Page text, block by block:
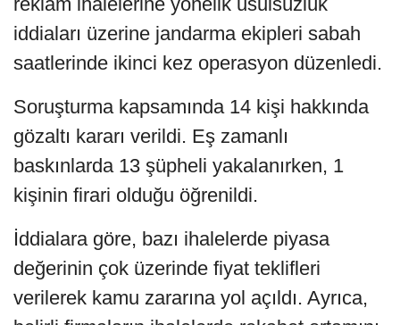
iddiaları üzerine jandarma ekipleri sabah
saatlerinde ikinci kez operasyon düzenledi.
Soruşturma kapsamında 14 kişi hakkında
gözaltı kararı verildi. Eş zamanlı
baskınlarda 13 şüpheli yakalanırken, 1
kişinin firari olduğu öğrenildi.
İddialara göre, bazı ihalelerde piyasa
değerinin çok üzerinde fiyat teklifleri
verilerek kamu zararına yol açıldı. Ayrıca,